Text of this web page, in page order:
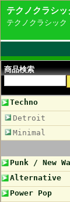
テクノクラシッ
テクノクラシッ
商品検索
Techno
Detroit
Minimal
Punk / New
Alternative
Power Pop